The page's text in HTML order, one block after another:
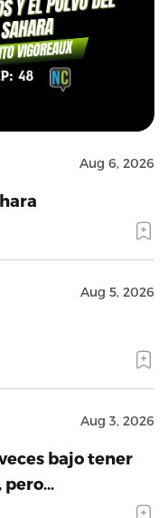
Aug 6, 2026
Aug 5, 2026
Aug 3, 2026
bajo tener
pero…